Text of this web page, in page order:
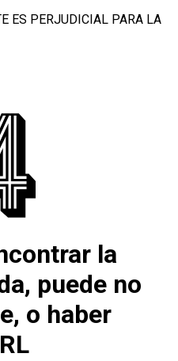
ES PERJUDICIAL PARA LA
la
puede no
o haber